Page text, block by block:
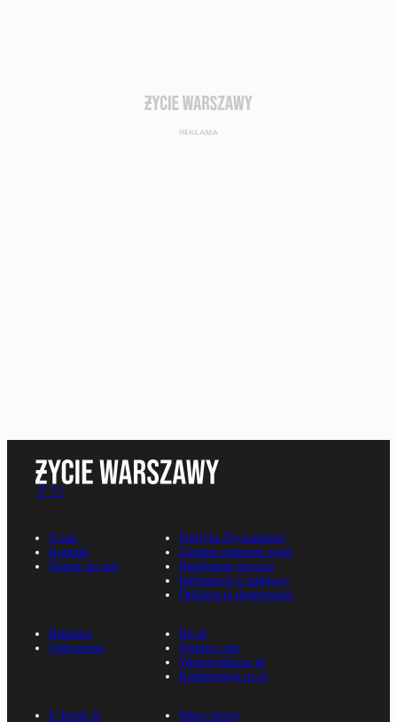
O nas
Kontakt
Napisz do nas
Polityka Prywatności
Zmiana ustawień zgód
Regulamin serwisu
Informacje o nadawcy
Deklaracja dostępności
Reklama
Ogłoszenia
Rp.pl
Parkiet.com
Wiescirolnicze.pl
Konferencje.rp.pl
E-kiosk.pl Mapa strony